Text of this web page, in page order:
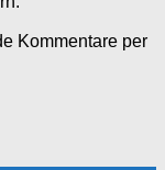
Kommentare per